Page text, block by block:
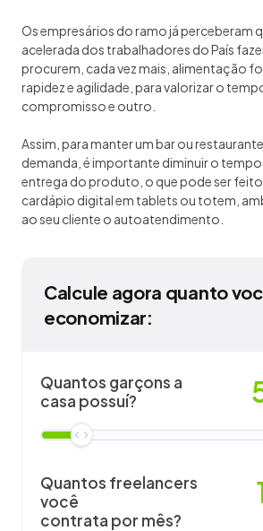
Os empresários do ramo já perceberam
acelerada dos trabalhadores do País
procurem, cada vez mais, alimentação
rapidez e agilidade, para valorizar o
compromisso e outro.
Assim, para manter um bar ou
demanda, é importante diminuir o
entrega do produto, o que pode ser
cardápio digital em tablets ou totem,
ao seu cliente o autoatendimento.
Calcule agora quanto
economizar:
Quantos garçons a
casa possuí?
Quantos freelancers
você
contrata por mês?